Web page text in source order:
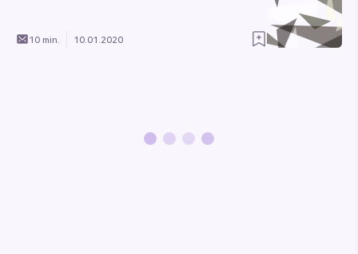
10 min. 10.01.2020